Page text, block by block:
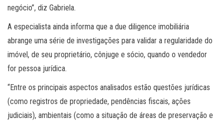
negócio”, diz Gabriela.
A especialista ainda informa que a due diligence imobiliária
abrange uma série de investigações para validar a regularidade do
imóvel, de seu proprietário, cônjuge e sócio, quando o vendedor
for pessoa jurídica.
“Entre os principais aspectos analisados estão questões jurídicas
(como registros de propriedade, pendências fiscais, ações
judiciais), ambientais (como a situação de áreas de preservação e